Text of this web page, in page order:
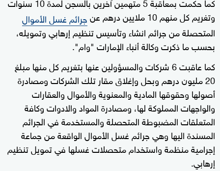
وتغريم كل منهم 10 ملايين درهم عن
جرائم غسل الأموال
المتحصلة من جرائم انشاء وتأسيس تنظيم إرهابي وتمويله،
بحسب ما ذكرت وكالة أنباء الإمارات "وام".
كما عاقبت 6 شركات والمسؤولين عنها بتغريم كل منها مبلغ
20 مليون درهم وبحل وإغلاق مقار تلك الشركات ومصادرة
أصولها وحقوقها المادية والمعنوية والأموال والعقارات
والواجهات المملوكة لها، ومصادرة المواد والادوات وكافة
المتعلقات المضبوطة المتحصلة والمستخدمة في الجرائم
المسندة اليها وهي جرائم غسل الأموال الواقعة من جماعة
إجرامية منظمة واستخدام متحصلات غسلها في تمويل تنظيم
إرهابي.